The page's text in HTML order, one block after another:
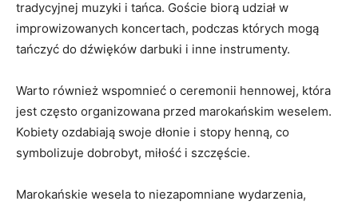
tradycyjnej muzyki i ⁤tańca. Goście biorą‍ udział⁢ w
improwizowanych koncertach, podczas których mogą
tańczyć⁣ do ‍dźwięków⁤ darbuki i inne instrumenty.
Warto również wspomnieć‌ o ceremonii hennowej, która‍
jest często organizowana przed marokańskim ⁤weselem.
Kobiety ozdabiają swoje⁣ dłonie i stopy⁢ henną, co
symbolizuje⁣ dobrobyt, miłość i szczęście.
Marokańskie wesela to niezapomniane wydarzenia,